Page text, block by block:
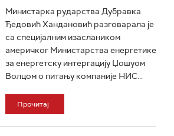
Министарка рударства Дубравка
Ђедовић Хандановић разговарала је
са специјалним изаслаником
америчког Министарства енергетике
за енергетску интергацију Џошуом
Волцом о питању компаније НИС...
Прочитај